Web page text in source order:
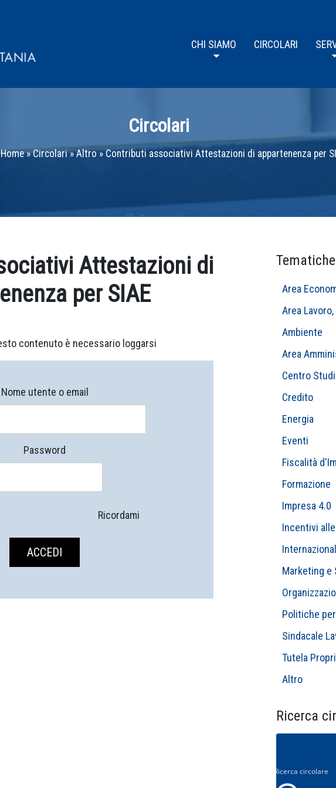
CHI SIAMO CIRCOLARI
Circolari
Home»Circolari»Altro» Contributi associativi Attestazioni di appartenenza per
Attestazioni di
per SIAE
contenuto è necessario loggarsi
Nome utente o email
Password
Ricordami
Area
Area
Ambiente
Area
Centro Studi
Credito
Energia
Eventi
Fiscalità
Formazione
Impresa 4.0
Incentivi
Marketing e
Politiche
Sindacale
Tutela
Altro
Ricerca